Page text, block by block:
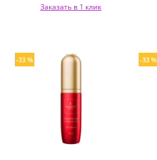
Заказать в 1 клик
-33 % -33 %